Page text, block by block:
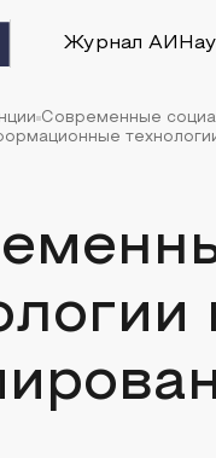
Журнал АИ
Современные